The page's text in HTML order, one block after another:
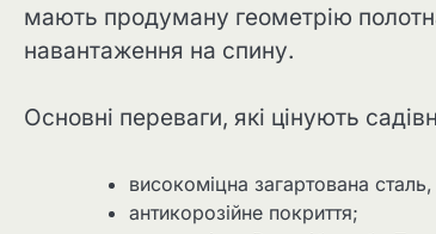
мають продуману геометрію
навантаження на спину.
Основні переваги, які цінують
високоміцна загартована
антикорозійне покриття;